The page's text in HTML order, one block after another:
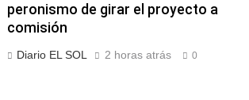
peronismo de girar el proyecto a
comisión
Diario EL SOL 2 horas atrás 0